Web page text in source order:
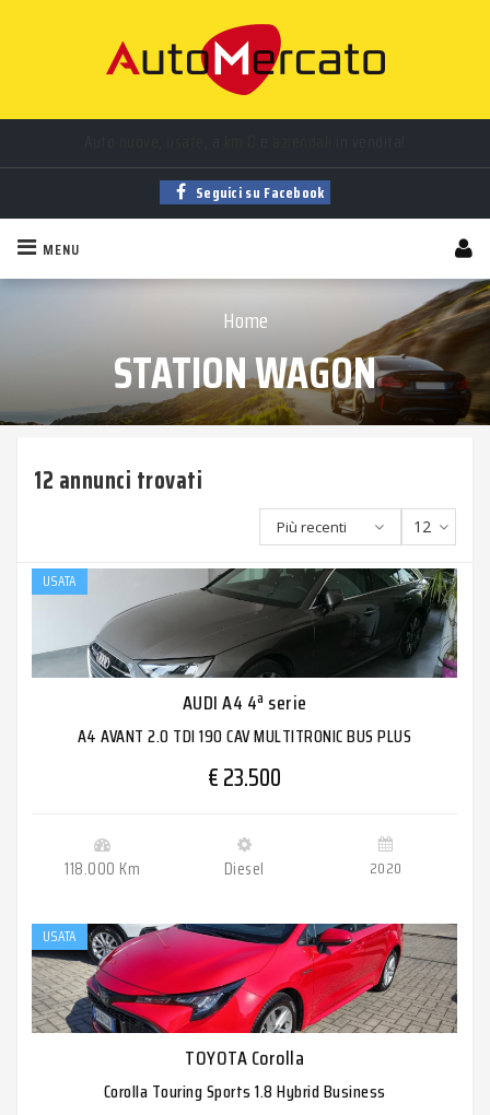
Trova la tua auto tramigliaiadi annunci sempre aggiornati!
Seguici su Facebook
MENU
Home
STATION WAGON
12 annunci trovati
12
Più recenti
USATA
AUDI A4 4ª serie
A4 AVANT 2.0 TDI 190 CAV MULTITRONIC BUS PLUS
€ 23.500
118.000 Km Diesel 2020
USATA
TOYOTA Corolla
Corolla Touring Sports 1.8 Hybrid Business